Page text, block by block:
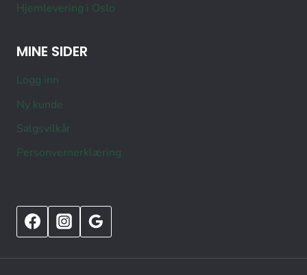
Hjemlevering i Oslo
MINE SIDER
Logg inn
Ny kunde
Salgsvilkår
Personvernerklæring